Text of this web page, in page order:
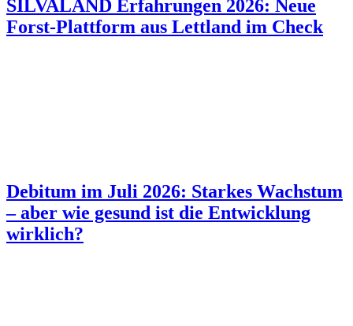
SILVALAND Erfahrungen 2026: Neue
Forst-Plattform aus Lettland im Check
Debitum im Juli 2026: Starkes Wachstum
– aber wie gesund ist die Entwicklung
wirklich?